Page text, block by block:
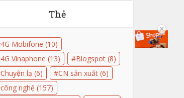
Thẻ
4G Mobifone (10)
4G Vinaphone (13) Blogspot (8)
Chuyện lạ (6) CN sản xuất (6)
công nghệ (157)